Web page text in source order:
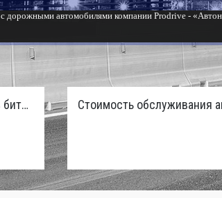
дорожными автомобилями компании Prodrive -
быстрый передний привод России с бензиновым
Новый соперник ворвется в битву пикапов: Sinotruk S7 с дизелем и 4×4 готовят к старту в России